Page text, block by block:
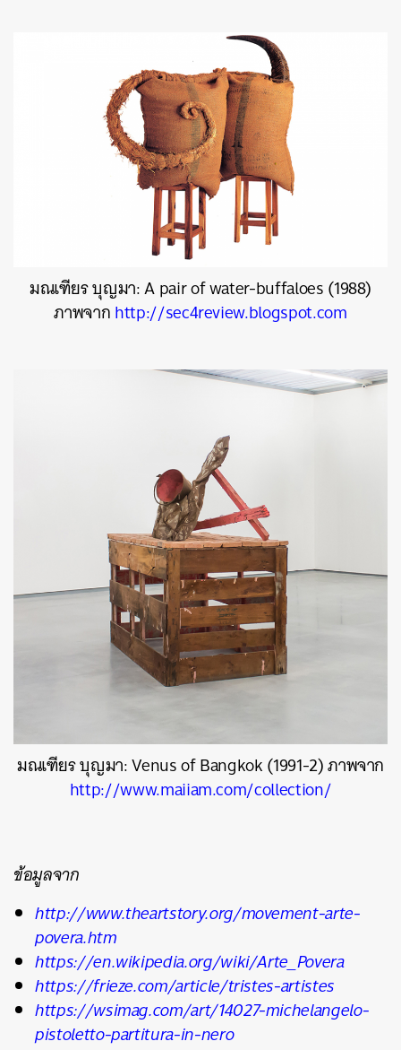
มณเฑียร บุญมา: A pair of water-buffaloes (1988)
ภาพจากhttp://sec4review.blogspot.com
มณเฑียร บุญมา: Venus of Bangkok (1991-2) ภาพจาก
http://www.maiiam.com/collection/
ข้อมูลจาก
http://www.theartstory.org/movement-arte-
povera.htm
https://en.wikipedia.org/wiki/Arte_Povera
https://frieze.com/article/tristes-artistes
https://wsimag.com/art/14027-michelangelo-
pistoletto-partitura-in-nero